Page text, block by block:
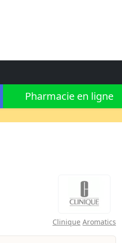
Pharmacie en ligne
Clinique Aromatics